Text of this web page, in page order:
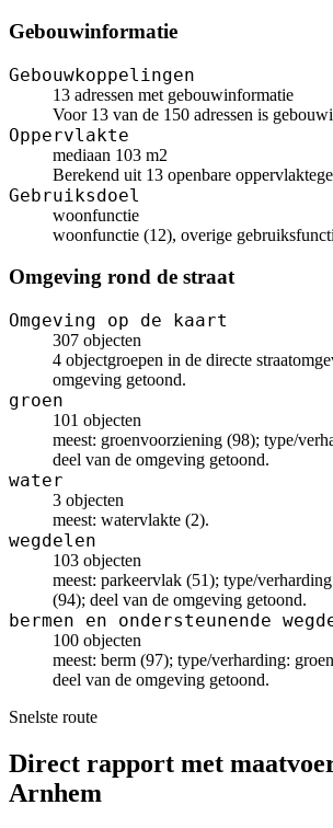
Gebouwinformatie
Gebouwkoppelingen
13 adressen met gebouwinformatie
Voor 13 van de 150 adressen is
Oppervlakte
mediaan 103 m2
Berekend uit 13 openbare
Gebruiksdoel
woonfunctie
woonfunctie (12), overige
Omgeving rond de straat
Omgeving op de kaart
307 objecten
4 objectgroepen in de directe
omgeving getoond.
groen
101 objecten
meest: groenvoorziening (98); type/
deel van de omgeving getoond.
water
3 objecten
meest: watervlakte (2).
wegdelen
103 objecten
meest: parkeervlak (51); type/
(94); deel van de omgeving getoond.
bermen en ondersteunende
100 objecten
meest: berm (97); type/verharding:
deel van de omgeving getoond.
Snelste route
Direct rapport met
Arnhem